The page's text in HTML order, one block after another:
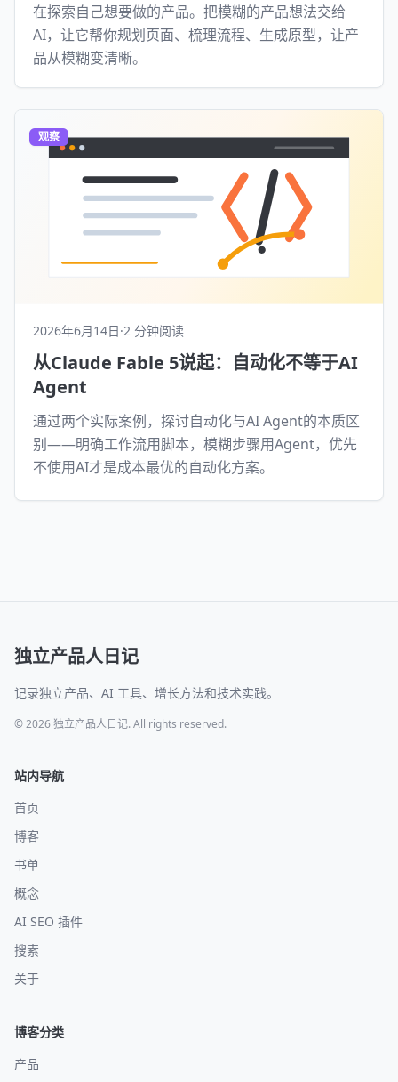
在探索自己想要做的产品。把模糊的产品想法交给
AI，让它帮你规划页面、梳理流程、生成原型，让产
品从模糊变清晰。
观察
2026年6月14日·2 分钟阅读
从Claude Fable 5说起：自动化不等于AI
Agent
通过两个实际案例，探讨自动化与AI Agent的本质区
别——明确工作流用脚本，模糊步骤用Agent，优先
不使用AI才是成本最优的自动化方案。
独立产品人日记
记录独立产品、AI 工具、增长方法和技术实践。
© 2026 独立产品人日记. All rights reserved.
站内导航
首页
博客
书单
概念
AI SEO 插件
搜索
关于
博客分类
产品